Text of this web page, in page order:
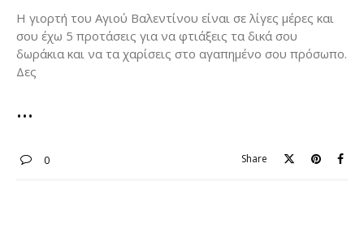
Η γιορτή του Αγιού Βαλεντίνου είναι σε λίγες μέρες και
σου έχω 5 προτάσεις για να φτιάξεις τα δικά σου
δωράκια και να τα χαρίσεις στο αγαπημένο σου πρόσωπο.
Δες
0 Share